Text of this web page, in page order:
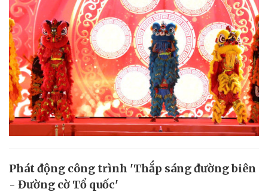
Phát động công trình 'Thắp sáng đường biên
- Đường cờ Tổ quốc'